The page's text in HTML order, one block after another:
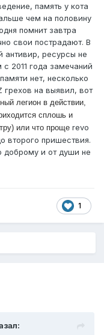
память у кота
чем на половину
помнит завтра
свои пострадают. В
антивир, ресурсы не
2011 года замечаний
нет, несколько
грехов на выявил, вот
легион в действии,
сплошь и
или что проще revo
второго пришествия.
доброму и от души не
1